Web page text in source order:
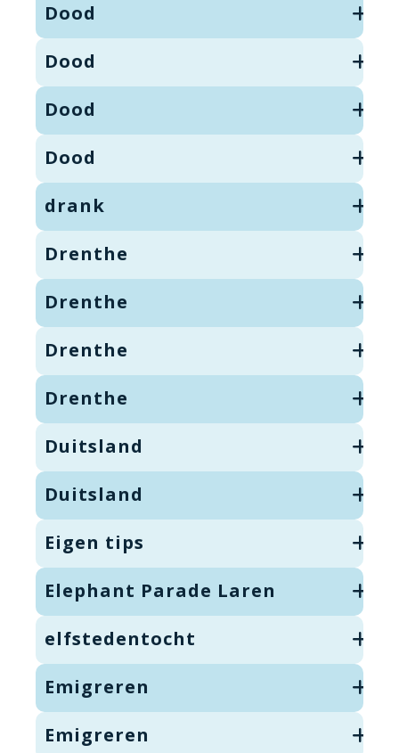
Dood
Dood
Dood
Dood
drank
Drenthe
Drenthe
Drenthe
Drenthe
Duitsland
Duitsland
Eigen tips
Elephant Parade Laren
elfstedentocht
Emigreren
Emigreren